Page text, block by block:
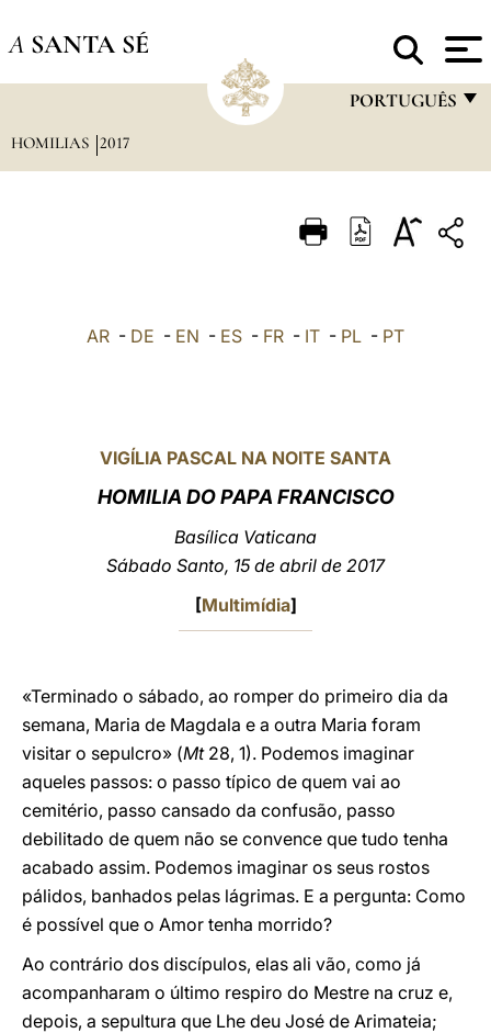
A SANTA SÉ
PORTUGUÊS
ITALIANO
中文
HOMILIAS 2017
AR - DE - EN - ES - FR - IT - PL - PT
VIGÍLIA PASCAL NA NOITE SANTA
HOMILIA DO PAPA FRANCISCO
Basílica Vaticana
Sábado Santo, 15 de abril de 2017
[Multimídia]
«Terminado o sábado, ao romper do primeiro dia da
semana, Maria de Magdala e a outra Maria foram
visitar o sepulcro» (Mt28, 1). Podemos imaginar
aqueles passos: o passo típico de quem vai ao
cemitério, passo cansado da confusão, passo
debilitado de quem não se convence que tudo tenha
acabado assim. Podemos imaginar os seus rostos
pálidos, banhados pelas lágrimas. E a pergunta: Como
é possível que o Amor tenha morrido?
Ao contrário dos discípulos, elas ali vão, como já
acompanharam o último respiro do Mestre na cruz e,
depois, a sepultura que Lhe deu José de Arimateia;